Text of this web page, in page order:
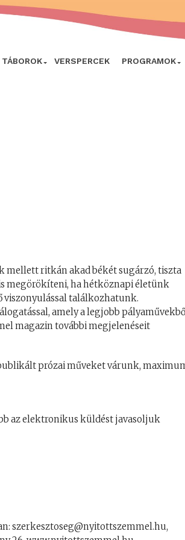
TÁBOROK VERSPERCEK PROGRAMOK
mellett ritkán akad békét sugárzó, tiszta
megörökíteni, ha hétköznapi életünk
viszonyulással találkozhatunk.
amely a legjobb
magazin további megjelenéseit
prózai műveket várunk,
az elektronikus küldést javasoljuk
szerkesztoseg@nyitottszemmel.hu,